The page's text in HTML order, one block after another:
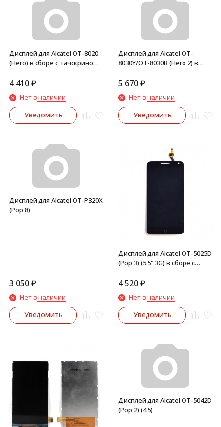
Дисплей для Alcatel OT-8020
(Hero) в сборе с тачскрином
4 410₽
Нет в наличии
Уведомить
Дисплей для Alcatel OT-
8030Y/OT-8030B (Hero 2) в
(Черный)
5 670₽
Нет в наличии
Уведомить
Дисплей для Alcatel OT-P320X
(Pop 8)
3 050₽
Нет в наличии
Уведомить
Дисплей для Alcatel OT-5025D
(Pop 3) (5.5" 3G) в сборе с
4 520₽
Нет в наличии
Уведомить
Дисплей для Alcatel OT-5042D
(Pop 2) (4.5)